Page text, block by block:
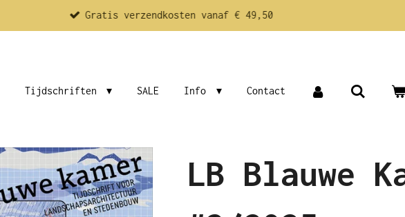
Gratis verzendkosten vanaf € 49,50
Tijdschriften SALE Info Contact
LB Blauwe